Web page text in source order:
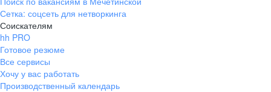
Сетка: соцсеть для нетворкинга
Соискателям
hh PRO
Готовое резюме
Все сервисы
Хочу у вас работать
Производственный календарь